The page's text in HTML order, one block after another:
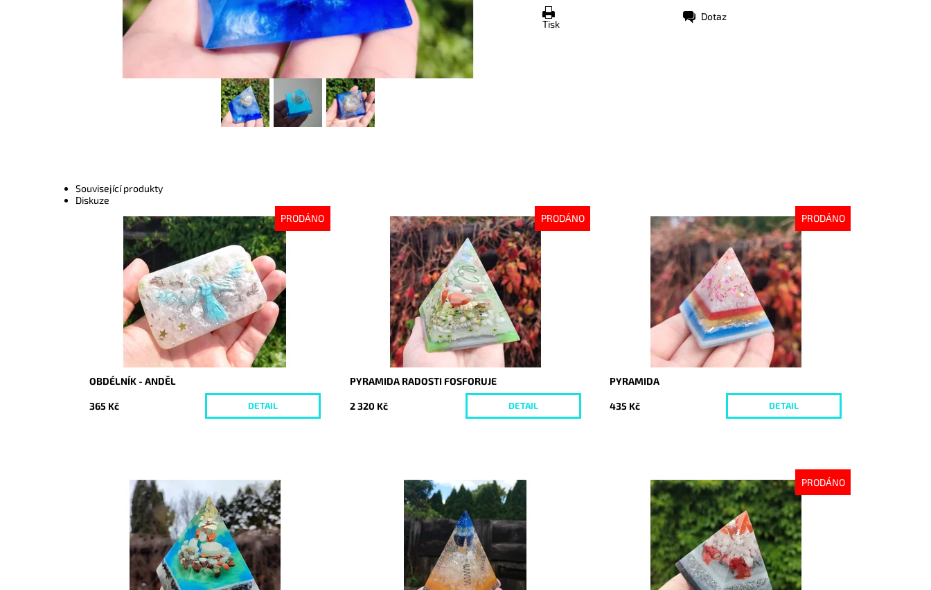
Tisk
Dotaz
Související produkty
Diskuze
PRODÁNO
Dostupnost:
Vyprodáno
4051
OBDÉLNÍK - ANDĚL
365 Kč DETAIL
PRODÁNO
Dostupnost:
Vyprodáno
7526
PYRAMIDA RADOSTI FOSFORUJE
2 320 Kč DETAIL
PRODÁNO
Dostupnost:
Vyprodáno
7527
PYRAMIDA
435 Kč DETAIL
Dostupnost:
Skladem
8035
Skladem
4016
PRODÁNO
Dostupnost:
Vyprodáno
8679